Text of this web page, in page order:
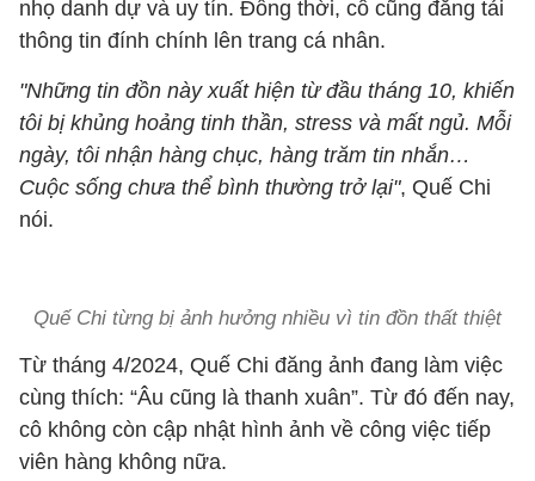
nhọ danh dự và uy tín. Đồng thời, cô cũng đăng tải
thông tin đính chính lên trang cá nhân.
"Những tin đồn này xuất hiện từ đầu tháng 10, khiến
tôi bị khủng hoảng tinh thần, stress và mất ngủ. Mỗi
ngày, tôi nhận hàng chục, hàng trăm tin nhắn…
Cuộc sống chưa thể bình thường trở lại", Quế Chi
nói.
Quế Chi từng bị ảnh hưởng nhiều vì tin đồn thất thiệt
Từ tháng 4/2024, Quế Chi đăng ảnh đang làm việc
cùng thích: “Âu cũng là thanh xuân”. Từ đó đến nay,
cô không còn cập nhật hình ảnh về công việc tiếp
viên hàng không nữa.